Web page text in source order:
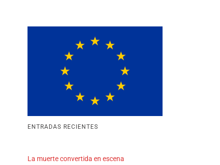
ENTRADAS RECIENTES
La muerte convertida en escena